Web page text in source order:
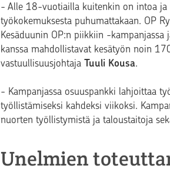
- Alle 18-vuotiailla kuitenkin on intoa ja
työkokemuksesta puhumattakaan. OP
Kesäduunin OP:n piikkiin -
kanssa mahdollistavat kesätyön noin
vastuullisuusjohtajaTuuli Kousa.
- Kampanjassa osuuspankki lahjoittaa
työllistämiseksi kahdeksi viikoksi.
nuorten työllistymistä ja taloustaitoja
Unelmien